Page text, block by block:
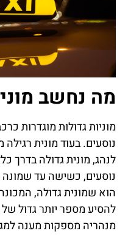
מה נחשב
מוניות גדולות מוגדרות
נוסעים. בעוד מונית
לנהג, מונית גדולה בדרך
נוסעים, כשישה עד שמונה
הוא שמונית גדולה,
להסיע מספר יותר גדול של
מנהריה מספקות מענה